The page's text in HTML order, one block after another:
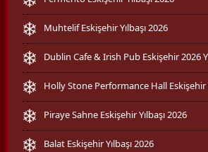
Muhtelif Eskişehir Yılbaşı 2026
Dublin Cafe & Irish Pub Eskişehir 2026
Holly Stone Performance Hall Eskişehir
Piraye Sahne Eskişehir Yılbaşı 2026
Balat Eskişehir Yılbaşı 2026